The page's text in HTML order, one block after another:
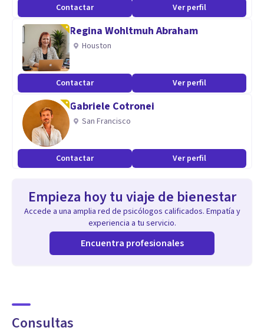
autocontrol, dependencia emocional, entre otros.
Contactar Ver perfil
Regina Wohltmuh Abraham
Houston
Contactar Ver perfil
Gabriele Cotronei
San Francisco
Contactar Ver perfil
Empieza hoy tu viaje de bienestar
Accede a una amplia red de psicólogos calificados. Empatía y
experiencia a tu servicio.
Encuentra profesionales
Consultas